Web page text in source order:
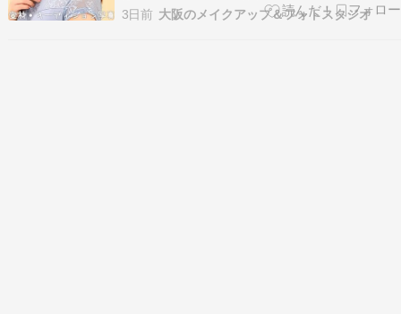
念写真やお見合い写真などナチュラルな大人の宣
材写真を得意とするフォトスタジオです。 ※以下
3日前 大阪のメイクアップ＆フォトスタジオ